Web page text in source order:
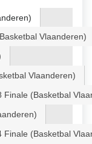
Vlaanderen)
Vlaanderen)
Finale (Basketbal
Finale (Basketbal